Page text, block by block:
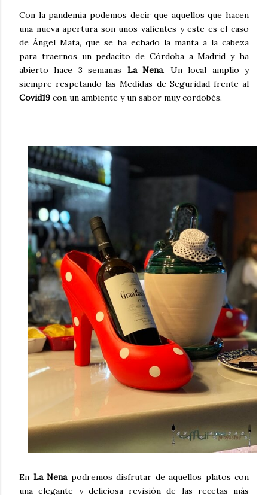
Con la pandemia podemos decir que aquellos que hacen
una nueva apertura son unos valientes y este es el caso
de Ángel Mata, que se ha echado la manta a la cabeza
para traernos un pedacito de Córdoba a Madrid y ha
abierto hace 3 semanas La Nena. Un local amplio y
siempre respetando las Medidas de Seguridad frente al
Covid19 con un ambiente y un sabor muy cordobés.
En La Nenapodremos disfrutar de aquellos platos con
una elegante y deliciosa revisión de las recetas más